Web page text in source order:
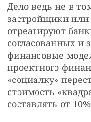
Дело ведь не в
застройщики
отреагируют
согласованных и
финансовые
проектного
«социалку»
стоимость
составлять от